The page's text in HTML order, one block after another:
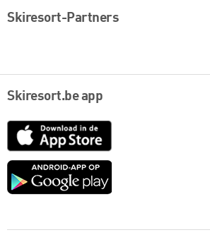
Skiresort-Partners
Skiresort.be app
App
Google